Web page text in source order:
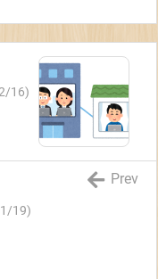
16)
19)
Prev